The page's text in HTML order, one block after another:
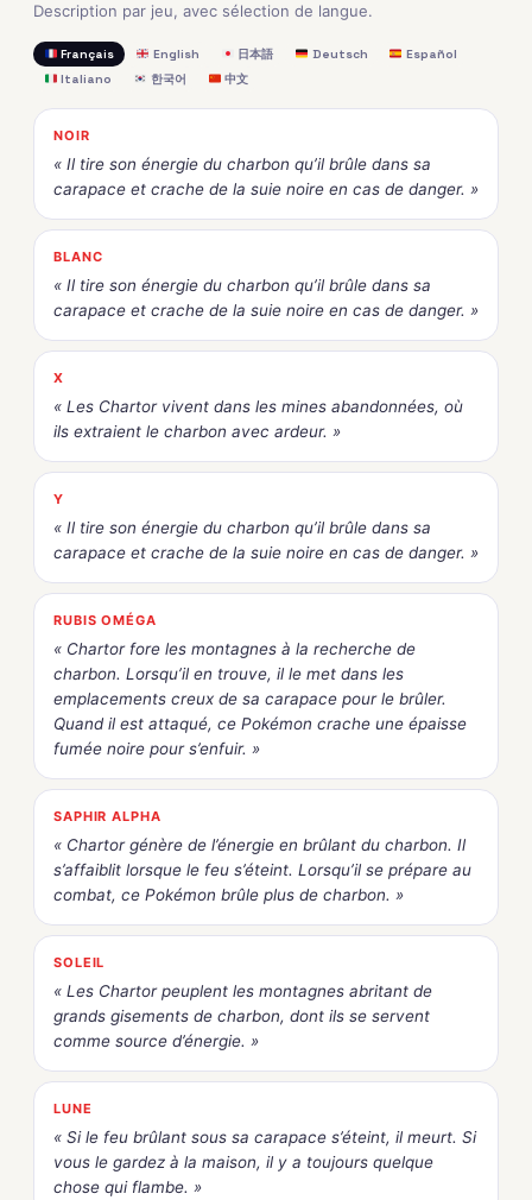
Description par jeu, avec sélection de langue.
Français English 日本語 Deutsch
Español
Italiano
한국어 中文
NOIR
« Il tire son énergie du charbon qu’il brûle dans sa
carapace et crache de la suie noire en cas de danger. »
BLANC
« Il tire son énergie du charbon qu’il brûle dans sa
carapace et crache de la suie noire en cas de danger. »
X
« Les Chartor vivent dans les mines abandonnées, où
ils extraient le charbon avec ardeur. »
Y
« Il tire son énergie du charbon qu’il brûle dans sa
carapace et crache de la suie noire en cas de danger. »
RUBIS OMÉGA
« Chartor fore les montagnes à la recherche de
charbon. Lorsqu’il en trouve, il le met dans les
emplacements creux de sa carapace pour le brûler.
Quand il est attaqué, ce Pokémon crache une épaisse
fumée noire pour s’enfuir. »
SAPHIR ALPHA
« Chartor génère de l’énergie en brûlant du charbon. Il
s’affaiblit lorsque le feu s’éteint. Lorsqu’il se prépare au
combat, ce Pokémon brûle plus de charbon. »
SOLEIL
« Les Chartor peuplent les montagnes abritant de
grands gisements de charbon, dont ils se servent
comme source d’énergie. »
LUNE
« Si le feu brûlant sous sa carapace s’éteint, il meurt. Si
vous le gardez à la maison, il y a toujours quelque
chose qui flambe. »